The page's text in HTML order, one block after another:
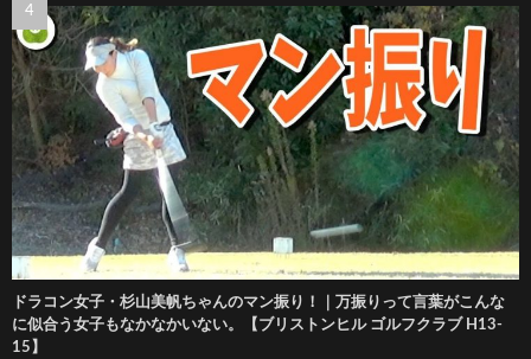
ドラコン女子・杉山美帆ちゃんのマン振り！｜万振りって言葉がこんな
に似合う女子もなかなかいない。【ブリストンヒル ゴルフクラブ H13-
15】